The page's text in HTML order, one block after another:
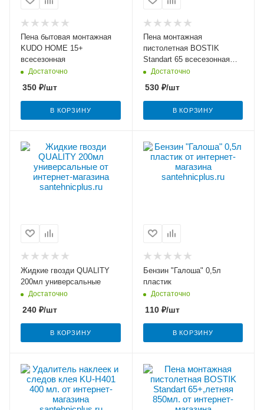
Пена бытовая монтажная
KUDO HOME 15+
всесезонная
Достаточно
350 ₽/шт
В КОРЗИНУ
Пена монтажная
пистолетная BOSTIK
Standart 65 всесезонная
800мл
Достаточно
530₽/шт
В КОРЗИНУ
Жидкие гвозди QUALITY
200мл универсальные
Достаточно
240 ₽/шт
В КОРЗИНУ
Бензин "Галоша" 0,5л
пластик
Достаточно
110₽/шт
В КОРЗИНУ